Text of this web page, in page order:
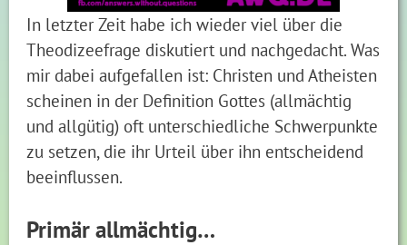
In letzter Zeit habe ich wieder viel über die
Theodizeefrage diskutiert und nachgedacht. Was
mir dabei aufgefallen ist: Christen und Atheisten
scheinen in der Definition Gottes (allmächtig
und allgütig) oft unterschiedliche Schwerpunkte
zu setzen, die ihr Urteil über ihn entscheidend
beeinflussen.
Primär allmächtig…